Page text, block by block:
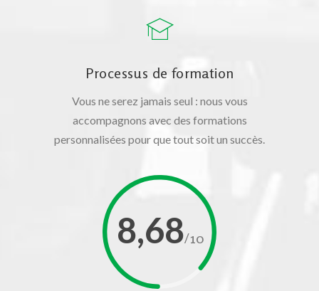
Processus de formation
Vous ne serez jamais seul : nous vous
accompagnons avec des formations
personnalisées pour que tout soit un succès.
8,68/10